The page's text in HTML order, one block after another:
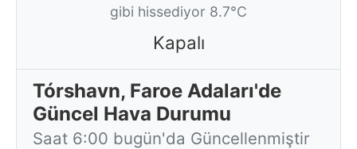
gibi hissediyor 8.7°C
Kapalı
Tórshavn, Faroe Adaları'de
Güncel Hava Durumu
Saat 6:00 bugün'da Güncellenmiştir